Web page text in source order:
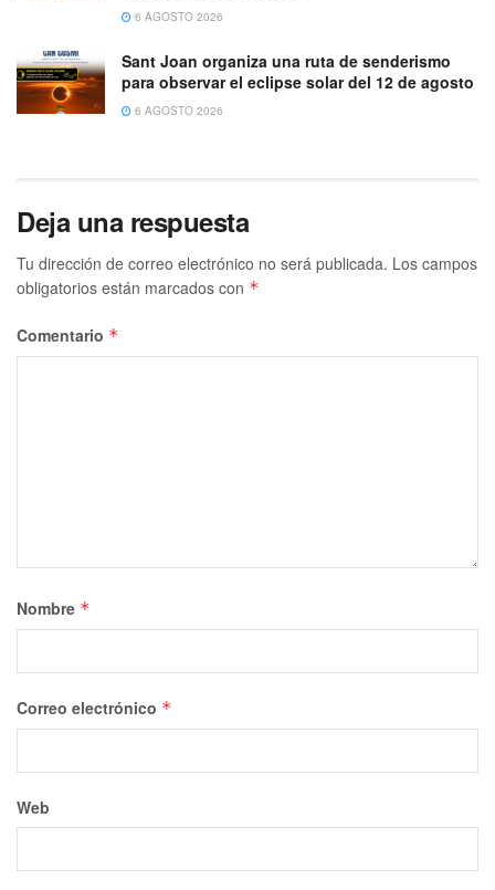
6 AGOSTO 2026
Sant Joan organiza una ruta de senderismo
para observar el eclipse solar del 12 de agosto
6 AGOSTO 2026
Deja una respuesta
Tu dirección de correo electrónico no será publicada. Los campos
obligatorios están marcados con *
Comentario *
Nombre *
Correo electrónico *
Web